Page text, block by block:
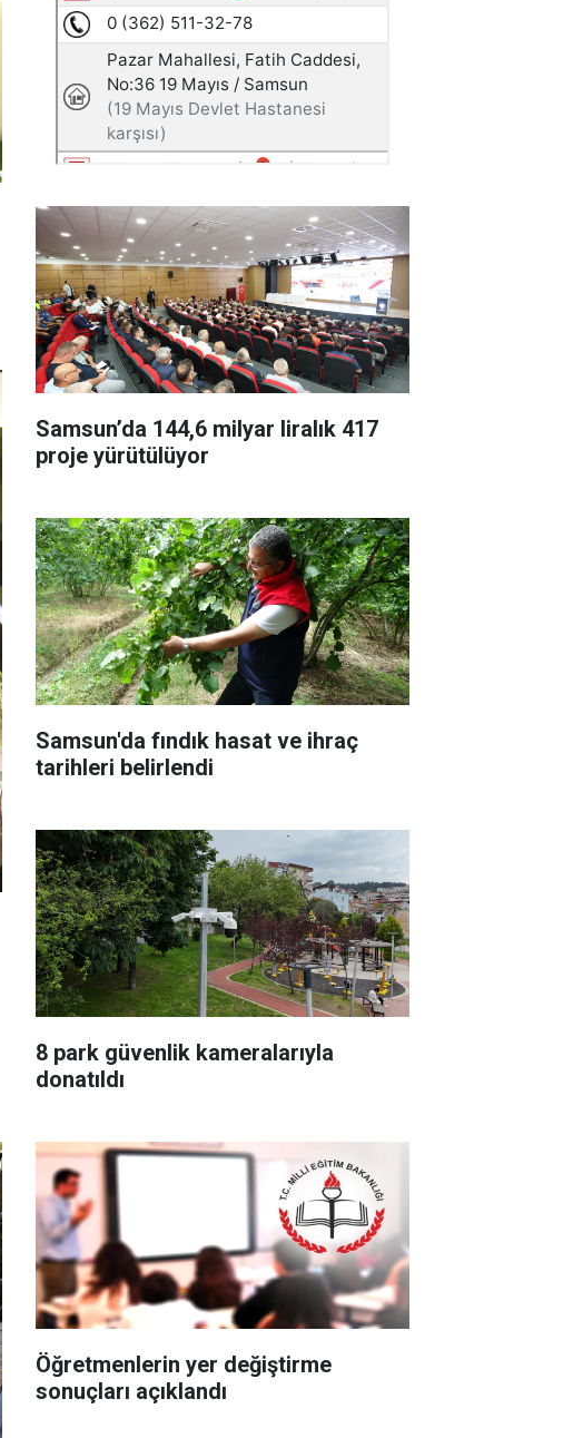
Samsun’da 144,6 milyar liralık 417
proje yürütülüyor
Samsun'da fındık hasat ve ihraç
tarihleri belirlendi
8 park güvenlik kameralarıyla
donatıldı
Öğretmenlerin yer değiştirme
sonuçları açıklandı